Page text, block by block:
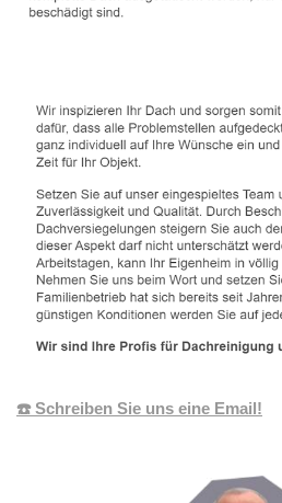
☎️ Schreiben Sie uns eine Email!